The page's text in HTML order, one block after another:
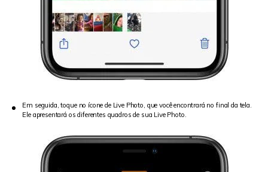
Em seguida, toque no ícone de Live Photo, que você encontrará no final da tela.
Ele apresentará os diferentes quadros de sua Live Photo.